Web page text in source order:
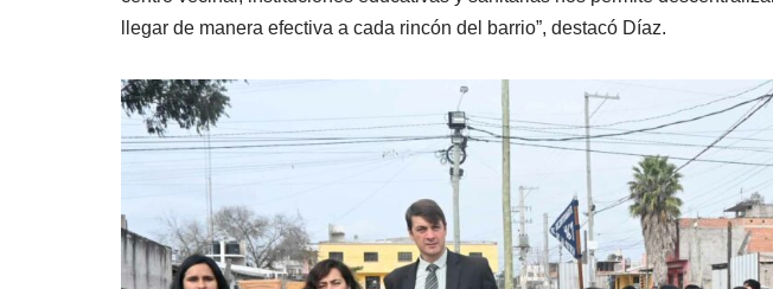
llegar de manera efectiva a cada rincón del barrio”, destacó Díaz.